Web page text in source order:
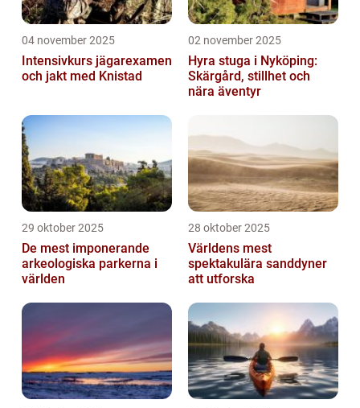
04 november 2025
Intensivkurs jägarexamen
och jakt med Knistad
02 november 2025
Hyra stuga i Nyköping:
Skärgård, stillhet och
nära äventyr
29 oktober 2025
De mest imponerande
arkeologiska parkerna i
världen
28 oktober 2025
Världens mest
spektakulära sanddyner
att utforska